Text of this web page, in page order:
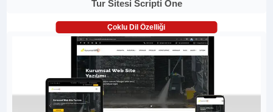
Tur Sitesi Scripti One
Çoklu Dil Özelliği